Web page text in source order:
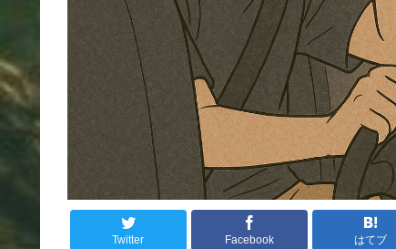
Twitter Facebook はてブ